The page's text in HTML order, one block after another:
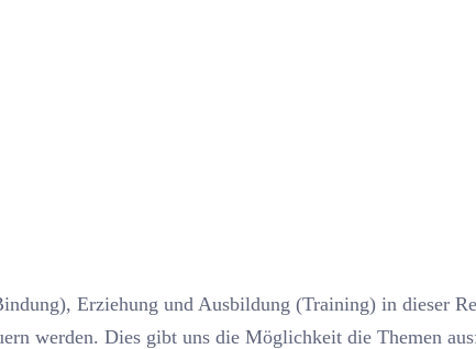
Erziehung und Ausbildung (Training) in dieser
werden. Dies gibt uns die Möglichkeit die Themen